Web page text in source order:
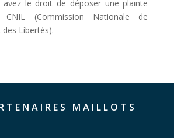
avez le droit de déposer une plainte
(Commission Nationale de
Libertés).
MAILLOTS